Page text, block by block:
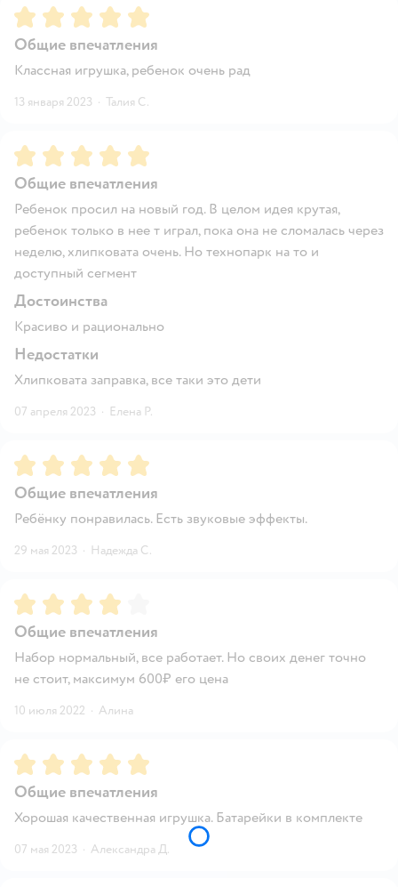
Рейтинг:5
Общие впечатления
Классная игрушка, ребенок очень рад
13 января 2023 · Талия С.
Рейтинг:5
Общие впечатления
Ребенок просил на новый год. В целом идея крутая,
ребенок только в нее т играл, пока она не сломалась через
неделю, хлипковата очень. Но технопарк на то и
доступный сегмент
Достоинства
Красиво и рационально
Недостатки
Хлипковата заправка, все таки это дети
07 апреля 2023 · Елена Р.
Рейтинг:5
Общие впечатления
Ребёнку понравилась. Есть звуковые эффекты.
29 мая 2023 · Надежда С.
Рейтинг:4
Общие впечатления
Набор нормальный, все работает. Но своих денег точно
не стоит, максимум 600₽ его цена
10 июля 2022 · Алина
Рейтинг:5
Общие впечатления
Хорошая качественная игрушка. Батарейки в комплекте
07 мая 2023 · Александра Д.